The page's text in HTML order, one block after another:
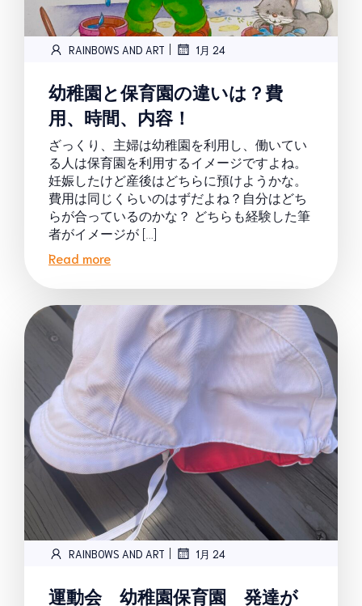
RAINBOWS AND ART | 1月 24
幼稚園と保育園の違いは？費
用、時間、内容！
ざっくり、主婦は幼稚園を利用し、働いてい
る人は保育園を利用するイメージですよね。
妊娠したけど産後はどちらに預けようかな。
費用は同じくらいのはずだよね？自分はどち
らが合っているのかな？ どちらも経験した筆
者がイメージが […]
Read more
RAINBOWS AND ART | 1月 24
運動会 幼稚園保育園 発達が